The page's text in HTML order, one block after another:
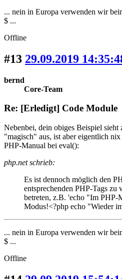
... nein in Europa verwenden wir
$ ...
Offline
#13 29.09.2019
bernd
Core-Team
Re: [Erledigt] Code Module
Nebenbei, dein obiges Beispiel
"magisch" aus, ist aber eigentlich
PHP-Manual bei eval():
php.net schrieb:
Es ist dennoch möglich den
entsprechenden PHP-Tags zu
betreten, z.B. 'echo "Im
Modus!<?php echo "Wieder
... nein in Europa verwenden wir
$ ...
Offline